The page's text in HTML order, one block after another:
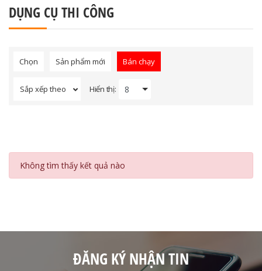
DỤNG CỤ THI CÔNG
Chọn Sản phẩm mới Bán chạy
Sắp xếp theo Hiển thị:
Không tìm thấy kết quả nào
ĐĂNG KÝ NHẬN TIN